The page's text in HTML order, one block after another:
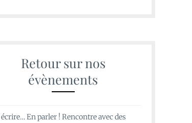
Retour sur nos
évènements
En parler ! Rencontre avec des